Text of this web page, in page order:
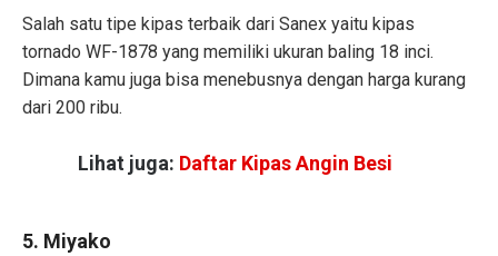
Salah satu tipe kipas terbaik dari Sanex yaitu kipas
tornado WF-1878 yang memiliki ukuran baling 18 inci.
Dimana kamu juga bisa menebusnya dengan harga kurang
dari 200 ribu.
Lihat juga: Daftar Kipas Angin Besi
5. Miyako